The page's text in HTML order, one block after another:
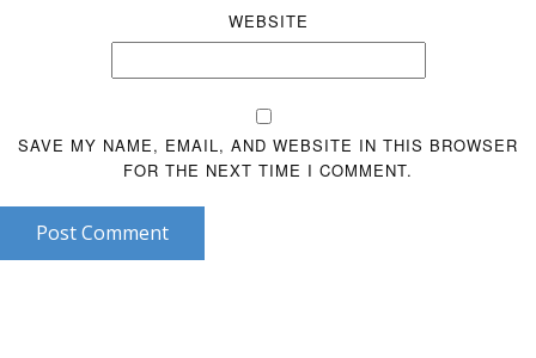
WEBSITE
SAVE MY NAME, EMAIL, AND WEBSITE IN THIS BROWSER
FOR THE NEXT TIME I COMMENT.
Post Comment